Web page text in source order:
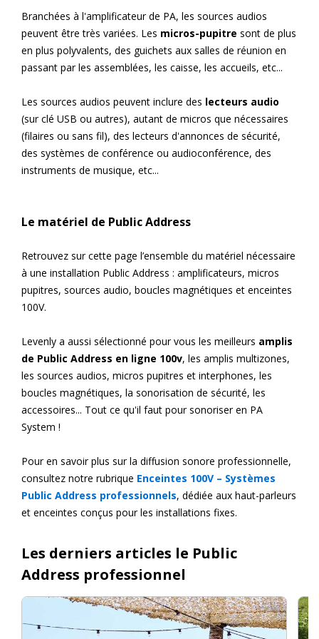
Branchées à l'amplificateur de PA, les sources audios
peuvent être très variées. Les micros-pupitre sont de plus
en plus polyvalents, des guichets aux salles de réunion en
passant par les assemblées, les caisse, les accueils, etc...
Les sources audios peuvent inclure des lecteurs audio
(sur clé USB ou autres), autant de micros que nécessaires
(filaires ou sans fil), des lecteurs d'annonces de sécurité,
des systèmes de conférence ou audioconférence, des
instruments de musique, etc...
Le matériel de Public Address
Retrouvez sur cette page l’ensemble du matériel nécessaire
à une installation Public Address : amplificateurs, micros
pupitres, sources audio, boucles magnétiques et enceintes
100V.
Levenly a aussi sélectionné pour vous les meilleurs amplis
de Public Address en ligne 100v, les amplis multizones,
les sources audios, micros pupitres et interphones, les
boucles magnétiques, la sonorisation de sécurité, les
accessoires... Tout ce qu'il faut pour sonoriser en PA
System !
Pour en savoir plus sur la diffusion sonore professionnelle,
consultez notre rubrique Enceintes 100V – Systèmes
Public Address professionnels, dédiée aux haut-parleurs
et enceintes conçus pour les installations fixes.
Les derniers articles le Public
Address professionnel